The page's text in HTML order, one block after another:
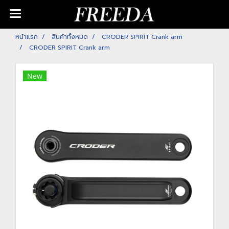
หน้าแรก สินค้าทั้งหมด
CRODER SPIRIT Crank arm
CRODER SPIRIT Crank arm
New